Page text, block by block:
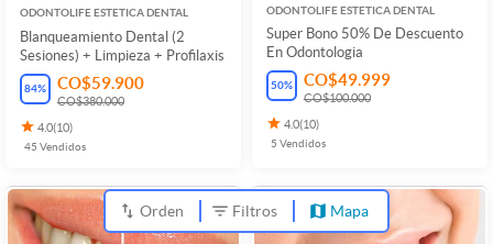
ODONTOLIFE ESTETICA DENTAL
Blanqueamiento Dental (2
Sesiones) + Limpieza + Profilaxis
84% CO$59.900
CO$380.000
4.0(10)
45 Vendidos
ODONTOLIFE ESTETICA DENTAL
Super Bono 50% De Descuento
En Odontologia
50% CO$49.999
CO$100.000
4.0(10)
5 Vendidos
Orden Filtros Mapa